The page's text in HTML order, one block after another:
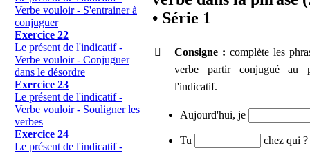
Verbe vouloir - S'entrainer à
conjuguer
Exercice 22
Le présent de l'indicatif -
Verbe vouloir - Conjuguer
dans le désordre
Exercice 23
Le présent de l'indicatif -
Verbe vouloir - Souligner les
verbes
Exercice 24
Le présent de l'indicatif -
• Série 1
 Consigne : complète les
verbe partir conjugué au
l'indicatif.
Aujourd'hui, je
Tu chez qui ?